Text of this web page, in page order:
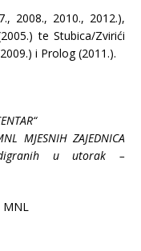
2008., 2010., 2012.),
te Stubica/Zvirići
i Prolog (2011.).
MJESNIH ZAJEDNICA
u utorak –
MNL